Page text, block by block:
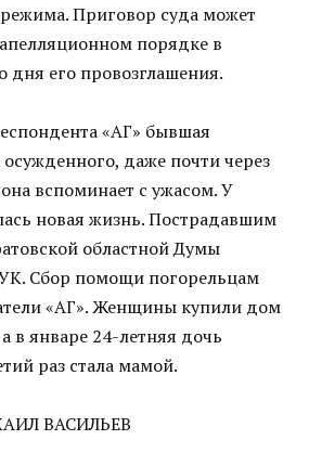
Приговор суда может
порядке в
дня его провозглашения.
«АГ» бывшая
даже почти через
вспоминает с ужасом. У
новая жизнь. Пострадавшим
областной Думы
Сбор помощи погорельцам
«АГ». Женщины купили дом
в январе 24-летняя дочь
раз стала мамой.
ВАСИЛЬЕВ